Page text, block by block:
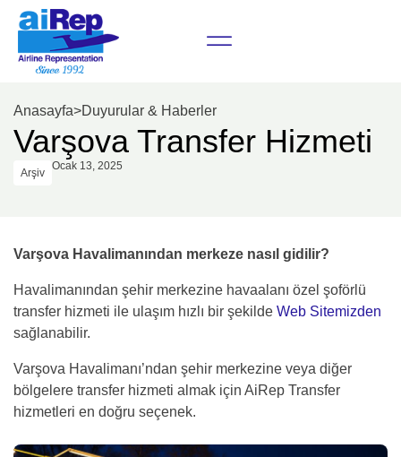
Anasayfa>Duyurular & Haberler
Varşova Transfer Hizmeti
Arşiv
Ocak 13, 2025
Varşova Havalimanından merkeze nasıl gidilir?
Havalimanından şehir merkezine havaalanı özel şoförlü
transfer hizmeti ile ulaşım hızlı bir şekilde Web Sitemizden
sağlanabilir.
Varşova Havalimanı’ndan şehir merkezine veya diğer
bölgelere transfer hizmeti almak için AiRep Transfer
hizmetleri en doğru seçenek.